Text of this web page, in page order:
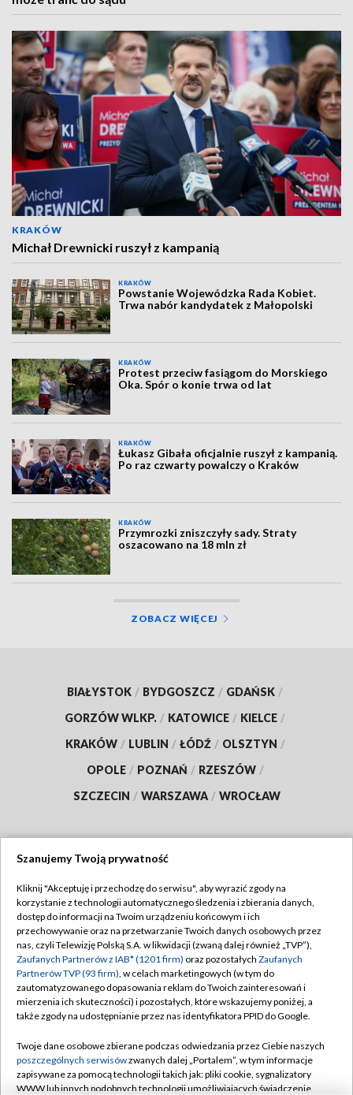
KRAKÓW
Michał Drewnicki ruszył z kampanią
KRAKÓW
Powstanie Wojewódzka Rada Kobiet.
Trwa nabór kandydatek z Małopolski
KRAKÓW
Protest przeciw fasiągom do Morskiego
Oka. Spór o konie trwa od lat
KRAKÓW
Łukasz Gibała oficjalnie ruszył z kampanią.
Po raz czwarty powalczy o Kraków
KRAKÓW
Przymrozki zniszczyły sady. Straty
oszacowano na 18 mln zł
ZOBACZ WIĘCEJ
BIAŁYSTOK / BYDGOSZCZ / GDAŃSK /
GORZÓW WLKP. / KATOWICE / KIELCE /
KRAKÓW / LUBLIN / ŁÓDŹ / OLSZTYN /
OPOLE / POZNAŃ / RZESZÓW /
SZCZECIN / WARSZAWA / WROCŁAW
TVP
Abonament TVP
Emisja w TVP
Centrum informacji TVP
Naziemna Telewizja Cyfrowa
Rada Programowa
System NOS
Regulamin TVP
Polityka prywatności
Moje zgody
Pomoc
Kontakt
Szanujemy Twoją prywatność
Kliknij "Akceptuję i przechodzę do serwisu", aby wyrazić zgody na
korzystanie z technologii automatycznego śledzenia i zbierania danych,
dostęp do informacji na Twoim urządzeniu końcowym i ich
przechowywanie oraz na przetwarzanie Twoich danych osobowych przez
nas, czyli Telewizję Polską S.A. w likwidacji (zwaną dalej również „TVP”),
Zaufanych Partnerów z IAB* (1201 firm) oraz pozostałych Zaufanych
Partnerów TVP (93 firm), w celach marketingowych (w tym do
zautomatyzowanego dopasowania reklam do Twoich zainteresowań i
mierzenia ich skuteczności) i pozostałych, które wskazujemy poniżej, a
także zgody na udostępnianie przez nas identyfikatora PPID do Google.
Twoje dane osobowe zbierane podczas odwiedzania przez Ciebie naszych
poszczególnych serwisówzwanych dalej „Portalem”, w tym informacje
zapisywane za pomocą technologii takich jak: pliki cookie, sygnalizatory
WWW lub innych podobnych technologii umożliwiających świadczenie